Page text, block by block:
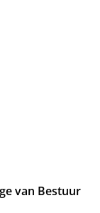
van Bestuur